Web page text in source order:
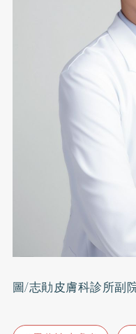
圖/志勛皮膚科診所副